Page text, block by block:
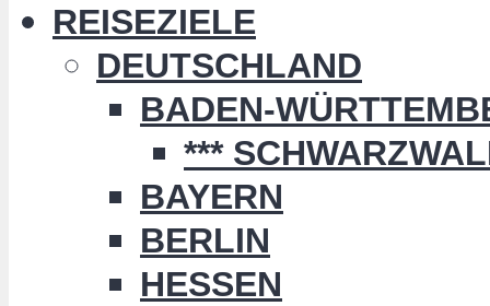
REISEZIELE
DEUTSCHLAND
BADEN-
***
BAYERN
BERLIN
HESSEN